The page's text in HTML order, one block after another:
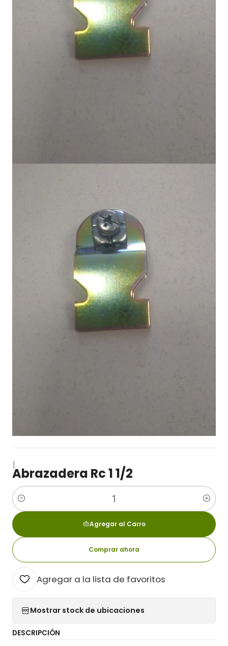
|
Abrazadera Rc 1 1/2
Cantidad
Agregar al Carro
Comprar ahora
Agregar a la lista de favoritos
Mostrar stock de ubicaciones
DESCRIPCIÓN